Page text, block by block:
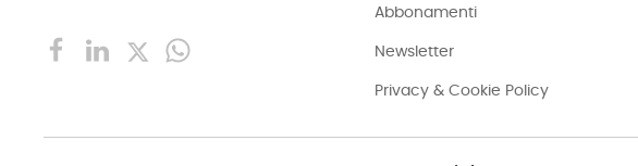
Abbonamenti
Newsletter
Privacy & Cookie Policy